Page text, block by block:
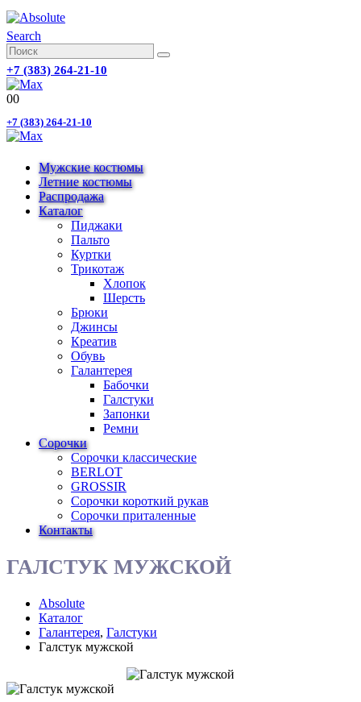
Search
+7 (383) 264-21-10
00
+7 (383) 264-21-10
Мужские костюмы
Летние костюмы
Распродажа
Каталог
Пиджаки
Пальто
Куртки
Трикотаж
Хлопок
Шерсть
Брюки
Джинсы
Креатив
Обувь
Галантерея
Бабочки
Галстуки
Запонки
Ремни
Сорочки
Сорочки классические
BERLOT
GROSSIR
Сорочки короткий рукав
Сорочки приталенные
Контакты
ГАЛСТУК МУЖСКОЙ
Absolute
Каталог
Галантерея, Галстуки
Галстук мужской